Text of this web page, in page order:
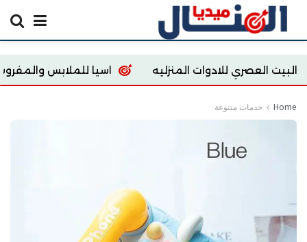
للادوات المنزليه اسيا للملابس والمفروشات
Home خدمات متنوعة